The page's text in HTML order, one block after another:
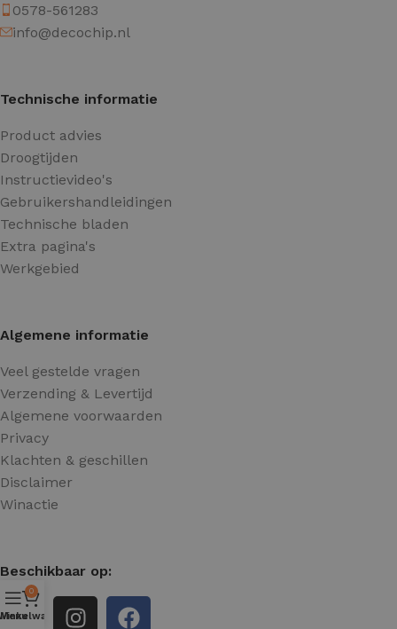
0578-561283
info@decochip.nl
Technische informatie
Product advies
Droogtijden
Instructievideo's
Gebruikershandleidingen
Technische bladen
Extra pagina's
Werkgebied
Algemene informatie
Veel gestelde vragen
Verzending & Levertijd
Algemene voorwaarden
Privacy
Klachten & geschillen
Disclaimer
Winactie
Beschikbaar op:
Menu
0